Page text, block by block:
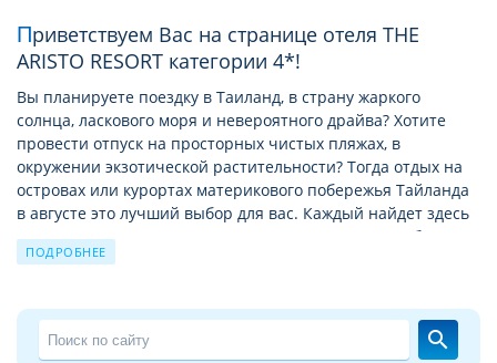
Приветствуем Вас на странице отеля THE
ARISTO RESORT категории 4*!
Вы планируете поездку в Таиланд, в страну жаркого
солнца, ласкового моря и невероятного драйва? Хотите
провести отпуск на просторных чистых пляжах, в
окружении экзотической растительности? Тогда отдых на
островах или курортах материкового побережья Тайланда
в августe это лучший выбор для вас. Каждый найдет здесь
место по душе, и семьи с маленькими детьми, и любители
ночной жизни и тусовок, и ценители
Отдых в Тайланде c Велл
– это бесконечные песчаные
пляжи Сиамского залива и тысячи тропических островов
ПОДРОБНЕЕ
search